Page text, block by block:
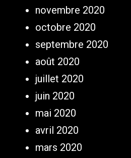
novembre 2020
octobre 2020
septembre 2020
août 2020
juillet 2020
juin 2020
mai 2020
avril 2020
mars 2020